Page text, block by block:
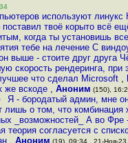
используют
твоё корыто всё
когда ты установишь
тебе на лечение С
выше - стоите друг друга
скорость рендеринга,
что сделал Microsoft ,
же вскоде , Аноним (150),
Я - бородатый админ, мне
лишь о том, что
_возможностей_ А во Фре
теория согласуется с
, Аноним (19), 09:34 , 21-Ноя-